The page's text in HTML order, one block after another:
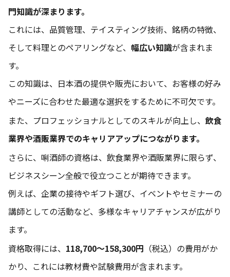
門知識が深まります。
これには、品質管理、テイスティング技術、銘柄の特徴、
そして料理とのペアリングなど、 幅広い知識が含まれま
す。
この知識は、日本酒の提供や販売において、お客様の好み
やニーズに合わせた最適な選択をするために不可欠です。
また、プロフェッショナルとしてのスキルが向上し、 飲食
業界や酒販業界でのキャリアアップにつながります。
さらに、唎酒師の資格は、飲食業界や酒販業界に限らず、
ビジネスシーン全般で役立つことが期待できます。
例えば、企業の接待やギフト選び、イベントやセミナーの
講師としての活動など、多様なキャリアチャンスが広がり
ます。
資格取得には、 118,700〜158,300円 （税込）の費用がか
かり、これには教材費や試験費用が含まれます。